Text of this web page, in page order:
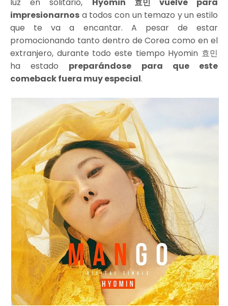
impresionarnos a todos con un temazo y un estilo
que te va a encantar. A pesar de estar
promocionando tanto dentro de Corea como en el
extranjero, durante todo este tiempo Hyomin 효민
ha estado preparándose para que este
comeback fuera muy especial.